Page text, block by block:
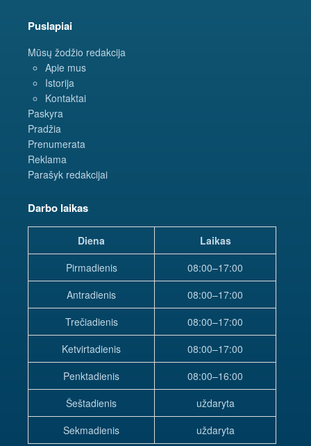
Puslapiai
Mūsų žodžio redakcija
Apie mus
Istorija
Kontaktai
Paskyra
Pradžia
Prenumerata
Reklama
Parašyk redakcijai
Darbo laikas
Diena
Laikas
Pirmadienis
08:00–17:00
Antradienis
08:00–17:00
Trečiadienis
08:00–17:00
Ketvirtadienis
08:00–17:00
Penktadienis
08:00–16:00
Šeštadienis
uždaryta
Sekmadienis
uždaryta